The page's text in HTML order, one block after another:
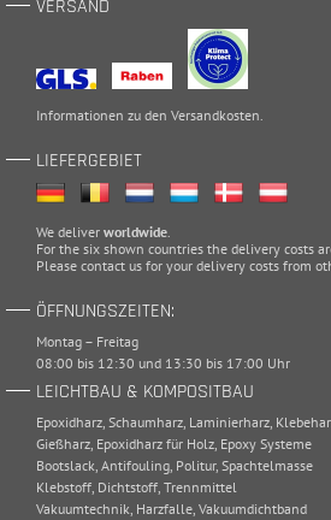
VERSAND
Informationen zu den Versandkosten.
LIEFERGEBIET
We deliver worldwide.
For the six shown countries the delivery costs
Please contact us for your delivery costs from
ÖFFNUNGSZEITEN:
Montag – Freitag
08:00 bis 12:30 und 13:30 bis 17:00 Uhr
LEICHTBAU & KOMPOSITBAU
Epoxidharz, Schaumharz, Laminierharz,
Gießharz, Epoxidharz für Holz, Epoxy Systeme
Bootslack, Antifouling, Politur, Spachtelmasse
Klebstoff, Dichtstoff, Trennmittel
Vakuumtechnik, Harzfalle, Vakuumdichtband